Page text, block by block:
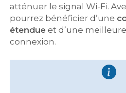
atténuer le signal Wi-Fi.
pourrez bénéficier d’une
étendue et d’une
connexion.